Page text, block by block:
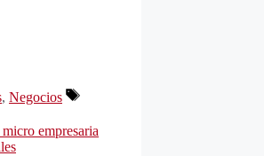
, Negocios
Etiquetas
empresaria